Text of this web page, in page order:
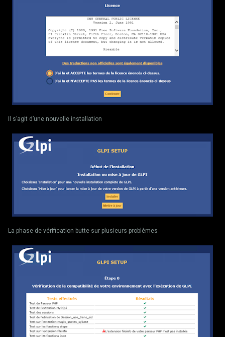
Il s’agit d’une nouvelle installation
La phase de vérification butte sur plusieurs problèmes